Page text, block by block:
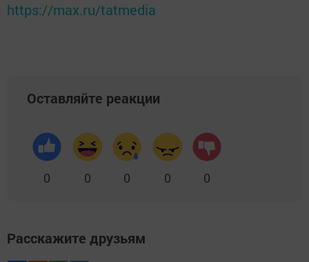
https://max.ru/tatmedia
Оставляйте реакции
0 0 0 0 0
Расскажите друзьям